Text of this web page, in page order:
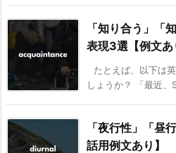
「知り合う」「
表現3選【例文あ
たとえば、以下は
しょうか？ 「最近、
「夜行性」「昼
話用例文あり】